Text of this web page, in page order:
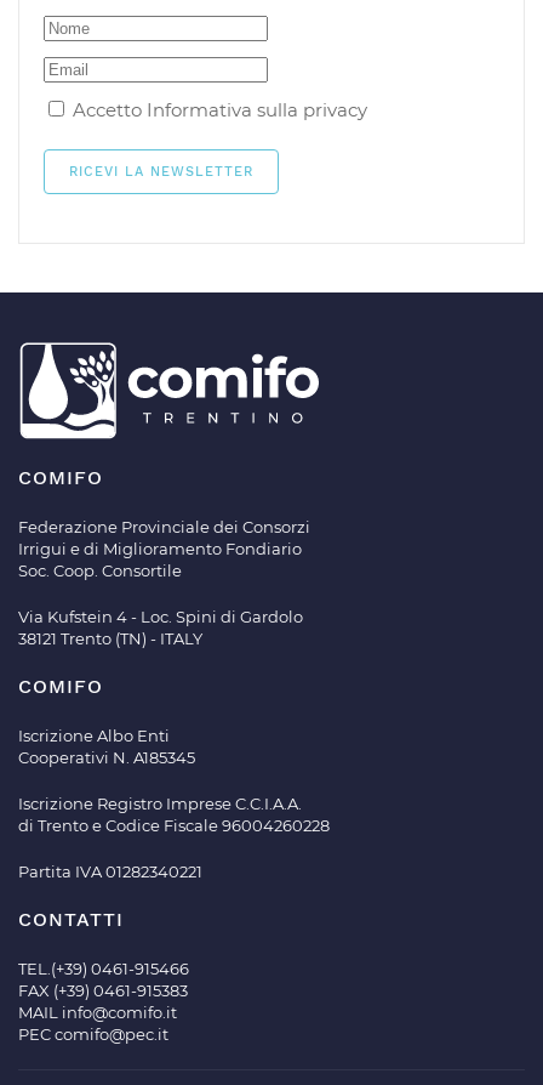
Accetto Informativa sulla privacy
COMIFO
Federazione Provinciale dei Consorzi
Irrigui e di Miglioramento Fondiario
Soc. Coop. Consortile
Via Kufstein 4 - Loc. Spini di Gardolo
38121 Trento (TN) - ITALY
COMIFO
Iscrizione Albo Enti
Cooperativi N. A185345
Iscrizione Registro Imprese C.C.I.A.A.
di Trento e Codice Fiscale 96004260228
Partita IVA 01282340221
CONTATTI
TEL.(+39) 0461-915466
FAX (+39) 0461-915383
MAIL info@comifo.it
PECcomifo@pec.it